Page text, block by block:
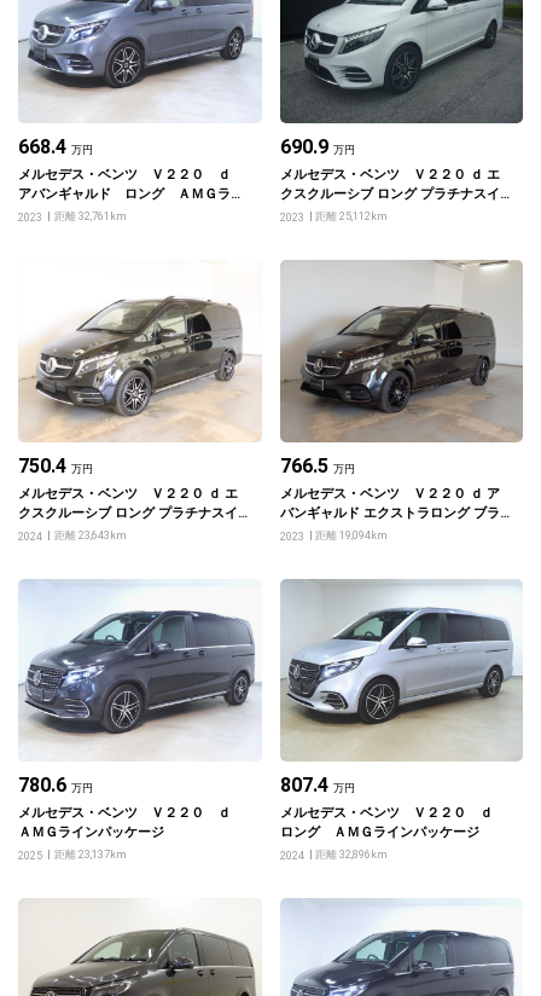
668.4 万円
メルセデス・ベンツ Ｖ２２０ ｄ
アバンギャルド ロング ＡＭＧライ
ンパッケージ エクスクルーシブパッ
2023 距離 32,761km
690.9 万円
メルセデス・ベンツ Ｖ２２０ ｄ エ
クスクルーシブ ロング プラチナスイ
ート
2023 距離 25,112km
750.4 万円
メルセデス・ベンツ Ｖ２２０ ｄ エ
クスクルーシブ ロング プラチナスイ
ート
2024 距離 23,643km
766.5 万円
メルセデス・ベンツ Ｖ２２０ ｄ ア
バンギャルド エクストラロング ブラ
ックスイート
2023 距離 19,094km
780.6 万円
メルセデス・ベンツ Ｖ２２０ ｄ
ＡＭＧラインパッケージ
2025 距離 23,137km
807.4 万円
メルセデス・ベンツ Ｖ２２０ ｄ
ロング ＡＭＧラインパッケージ
2024 距離 32,896km